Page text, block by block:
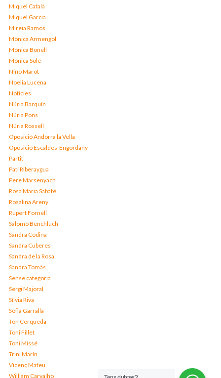
Miquel Català
Miquel Garcia
Mireia Ramos
Mònica Armengol
Mònica Bonell
Mònica Solé
Nino Marot
Noelia Lucena
Notícies
Núria Barquín
Núria Pons
Núria Rossell
Oposició Andorra la Vella
Oposició Escaldes-Engordany
Partit
Pati Riberaygua
Pere Marsenyach
Rosa Maria Sabaté
Rosalina Areny
Rupert Fornell
Salomó Benchluch
Sandra Codina
Sandra Cuberes
Sandra de la Rosa
Sandra Tomàs
Sense categoria
Sergi Majoral
Sílvia Riva
Sofia Garrallà
Ton Cerqueda
Toni Fillet
Toni Missé
Trini Marín
Vicenç Mateu
William Carvalho